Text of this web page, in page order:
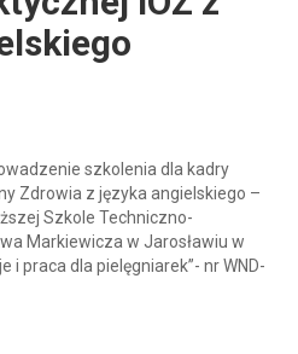
szkolenia dla kadry
Zdrowia z języka angielskiego –
Szkole Techniczno-
Markiewicza w Jarosławiu w
i praca dla pielęgniarek”- nr WND-